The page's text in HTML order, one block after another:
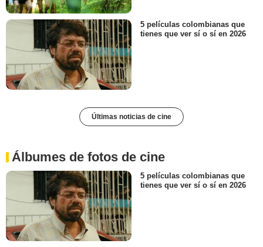
5 películas colombianas que
tienes que ver sí o sí en 2026
Últimas noticias de cine
Álbumes de fotos de cine
5 películas colombianas que
tienes que ver sí o sí en 2026